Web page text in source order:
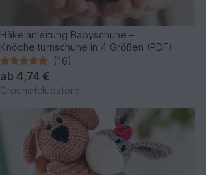
Häkelanleitung Babyschuhe –
Knöchelturnschuhe in 4 Größen (PDF)
(16)
ab4,74 €
Crochetclubstore